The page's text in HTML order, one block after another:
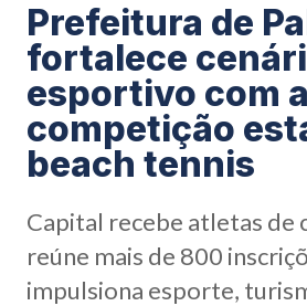
Prefeitura de
fortalece
esportivo com
competição
beach tennis
Capital recebe atletas de
reúne mais de 800
impulsiona esporte,